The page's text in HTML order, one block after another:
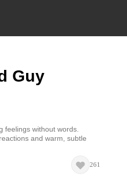
Guy
feelings without words.
and warm, subtle
261